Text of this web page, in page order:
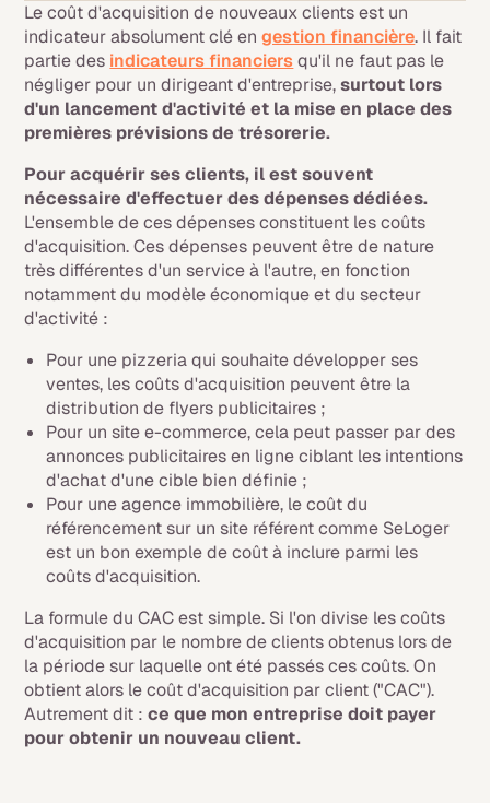
Le coût d'acquisition de nouveaux clients est un
indicateur absolument clé engestion financière. Il fait
partie des indicateurs financiersqu'il ne faut pas le
négliger pour un dirigeant d'entreprise,surtout lors
d'un lancement d'activité et la mise en place des
premières prévisions de trésorerie.
Pour acquérir ses clients, il est souvent
nécessaire d'effectuer des dépenses dédiées.
L'ensemble de ces dépenses constituent les coûts
d'acquisition. Ces dépenses peuvent être de nature
très différentes d'un service à l'autre, en fonction
notamment du modèle économique et du secteur
d'activité :
Pour une pizzeria qui souhaite développer ses
ventes, les coûts d'acquisition peuvent être la
distribution de flyers publicitaires ;
Pour un site e-commerce, cela peut passer par des
annonces publicitaires en ligne ciblant les intentions
d'achat d'une cible bien définie ;
Pour une agence immobilière, le coût du
référencement sur un site référent comme SeLoger
est un bon exemple de coût à inclure parmi les
coûts d'acquisition.
La formule du CAC est simple. Si l'on divise les coûts
d'acquisition par le nombre de clients obtenus lors de
la période sur laquelle ont été passés ces coûts. On
obtient alors le coût d'acquisition par client ("CAC").
Autrement dit :ce que mon entreprise doit payer
pour obtenir un nouveau client.